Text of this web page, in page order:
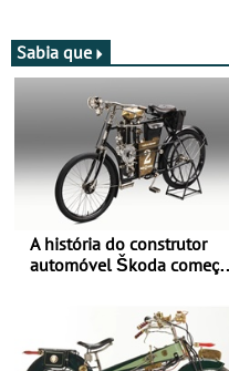
Sabia que
A história do construtor
automóvel Škoda